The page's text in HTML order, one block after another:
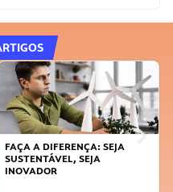
FAÇA A DIFERENÇA: SEJA
SUSTENTÁVEL, SEJA
INOVADOR